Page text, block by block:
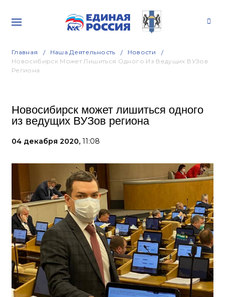
Главная Наша Деятельность
Новости
Новосибирск Может Лишиться Одного Из Ведущих ВУЗов
Региона
Новосибирск может лишиться одного
из ведущих ВУЗов региона
04 декабря 2020, 11:08